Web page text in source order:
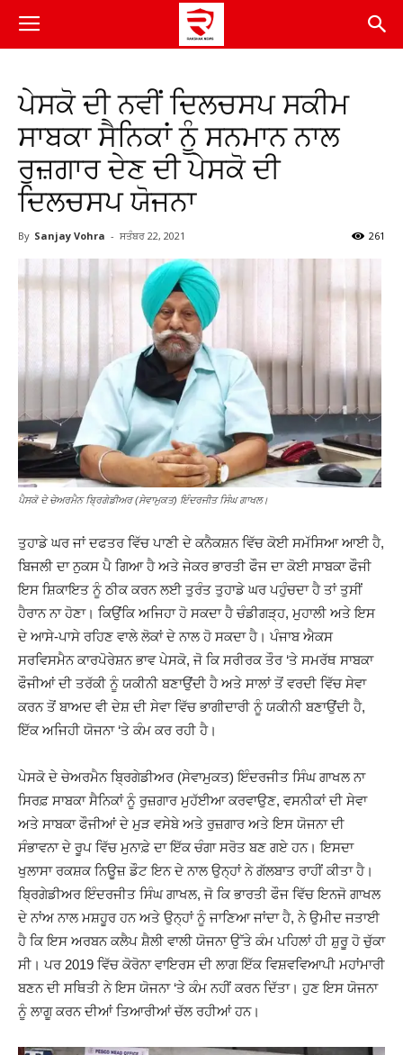
ਪੇਸਕੋ ਦੀ ਨਵੀਂ ਦਿਲਚਸਪ ਸਕੀਮ
ਸਾਬਕਾ ਸੈਨਿਕਾਂ ਨੂੰ ਸਨਮਾਨ ਨਾਲ
ਰੁਜ਼ਗਾਰ ਦੇਣ ਦੀ ਪੇਸਕੋ ਦੀ
ਦਿਲਚਸਪ ਯੋਜਨਾ
By Sanjay Vohra - ਸਤੰਬਰ 22, 2021 261
ਪੈਸਕੋ ਦੇ ਚੇਅਰਮੈਨ ਬ੍ਰਿਗੇਡੀਅਰ (ਸੇਵਾਮੁਕਤ) ਇੰਦਰਜੀਤ ਸਿੰਘ ਗਾਖਲ।
ਤੁਹਾਡੇ ਘਰ ਜਾਂ ਦਫਤਰ ਵਿੱਚ ਪਾਣੀ ਦੇ ਕਨੈਕਸ਼ਨ ਵਿੱਚ ਕੋਈ ਸਮੱਸਿਆ ਆਈ ਹੈ,
ਬਿਜਲੀ ਦਾ ਨੁਕਸ ਪੈ ਗਿਆ ਹੈ ਅਤੇ ਜੇਕਰ ਭਾਰਤੀ ਫੌਜ ਦਾ ਕੋਈ ਸਾਬਕਾ ਫੌਜੀ
ਇਸ ਸ਼ਿਕਾਇਤ ਨੂੰ ਠੀਕ ਕਰਨ ਲਈ ਤੁਰੰਤ ਤੁਹਾਡੇ ਘਰ ਪਹੁੰਚਦਾ ਹੈ ਤਾਂ ਤੁਸੀਂ
ਹੈਰਾਨ ਨਾ ਹੋਣਾ। ਕਿਉਂਕਿ ਅਜਿਹਾ ਹੋ ਸਕਦਾ ਹੈ ਚੰਡੀਗੜ੍ਹ, ਮੁਹਾਲੀ ਅਤੇ ਇਸ
ਦੇ ਆਸੇ-ਪਾਸੇ ਰਹਿਣ ਵਾਲੇ ਲੋਕਾਂ ਦੇ ਨਾਲ ਹੋ ਸਕਦਾ ਹੈ। ਪੰਜਾਬ ਐਕਸ
ਸਰਵਿਸਮੈਨ ਕਾਰਪੋਰੇਸ਼ਨ ਭਾਵ ਪੇਸਕੋ, ਜੋ ਕਿ ਸਰੀਰਕ ਤੌਰ ‘ਤੇ ਸਮਰੱਥ ਸਾਬਕਾ
ਫੌਜੀਆਂ ਦੀ ਤਰੱਕੀ ਨੂੰ ਯਕੀਨੀ ਬਣਾਉਂਦੀ ਹੈ ਅਤੇ ਸਾਲਾਂ ਤੋਂ ਵਰਦੀ ਵਿੱਚ ਸੇਵਾ
ਕਰਨ ਤੋਂ ਬਾਅਦ ਵੀ ਦੇਸ਼ ਦੀ ਸੇਵਾ ਵਿੱਚ ਭਾਗੀਦਾਰੀ ਨੂੰ ਯਕੀਨੀ ਬਣਾਉਂਦੀ ਹੈ,
ਇੱਕ ਅਜਿਹੀ ਯੋਜਨਾ ‘ਤੇ ਕੰਮ ਕਰ ਰਹੀ ਹੈ।
ਪੇਸਕੋ ਦੇ ਚੇਅਰਮੈਨ ਬ੍ਰਿਗੇਡੀਅਰ (ਸੇਵਾਮੁਕਤ) ਇੰਦਰਜੀਤ ਸਿੰਘ ਗਾਖਲ ਨਾ
ਸਿਰਫ਼ ਸਾਬਕਾ ਸੈਨਿਕਾਂ ਨੂੰ ਰੁਜ਼ਗਾਰ ਮੁਹੱਈਆ ਕਰਵਾਉਣ, ਵਸਨੀਕਾਂ ਦੀ ਸੇਵਾ
ਅਤੇ ਸਾਬਕਾ ਫੌਜੀਆਂ ਦੇ ਮੁੜ ਵਸੇਬੇ ਅਤੇ ਰੁਜ਼ਗਾਰ ਅਤੇ ਇਸ ਯੋਜਨਾ ਦੀ
ਸੰਭਾਵਨਾ ਦੇ ਰੂਪ ਵਿੱਚ ਮੁਨਾਫ਼ੇ ਦਾ ਇੱਕ ਚੰਗਾ ਸਰੋਤ ਬਣ ਗਏ ਹਨ। ਇਸਦਾ
ਖੁਲਾਸਾ ਰਕਸ਼ਕ ਨਿਊਜ਼ ਡੌਟ ਇਨ ਦੇ ਨਾਲ ਉਨ੍ਹਾਂ ਨੇ ਗੱਲਬਾਤ ਰਾਹੀਂ ਕੀਤਾ ਹੈ।
ਬ੍ਰਿਗੇਡੀਅਰ ਇੰਦਰਜੀਤ ਸਿੰਘ ਗਾਖਲ, ਜੋ ਕਿ ਭਾਰਤੀ ਫੌਜ ਵਿੱਚ ਇਨਜੋ ਗਾਖਲ
ਦੇ ਨਾਂਅ ਨਾਲ ਮਸ਼ਹੂਰ ਹਨ ਅਤੇ ਉਨ੍ਹਾਂ ਨੂੰ ਜਾਣਿਆ ਜਾਂਦਾ ਹੈ, ਨੇ ਉਮੀਦ ਜਤਾਈ
ਹੈ ਕਿ ਇਸ ਅਰਬਨ ਕਲੈਪ ਸ਼ੈਲੀ ਵਾਲੀ ਯੋਜਨਾ ਉੱਤੇ ਕੰਮ ਪਹਿਲਾਂ ਹੀ ਸ਼ੁਰੂ ਹੋ ਚੁੱਕਾ
ਸੀ। ਪਰ 2019 ਵਿੱਚ ਕੋਰੋਨਾ ਵਾਇਰਸ ਦੀ ਲਾਗ ਇੱਕ ਵਿਸ਼ਵਵਿਆਪੀ ਮਹਾਂਮਾਰੀ
ਬਣਨ ਦੀ ਸਥਿਤੀ ਨੇ ਇਸ ਯੋਜਨਾ ‘ਤੇ ਕੰਮ ਨਹੀਂ ਕਰਨ ਦਿੱਤਾ। ਹੁਣ ਇਸ ਯੋਜਨਾ
ਨੂੰ ਲਾਗੂ ਕਰਨ ਦੀਆਂ ਤਿਆਰੀਆਂ ਚੱਲ ਰਹੀਆਂ ਹਨ।